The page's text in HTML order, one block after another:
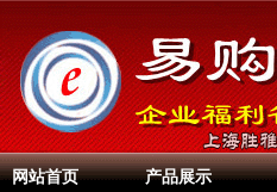
网站首页 产品展示